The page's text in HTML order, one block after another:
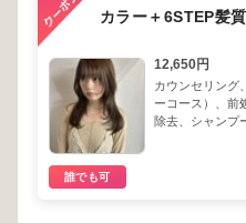
カラー＋6STEP髪
12,650円
カウンセリング
ーコース）、前
除去、シャンプ
誰でも可